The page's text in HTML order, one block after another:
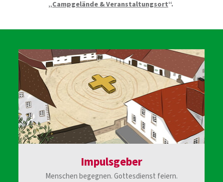
„Campgelände & Veranstaltungsort“.
Impulsgeber
Menschen begegnen. Gottesdienst feiern.